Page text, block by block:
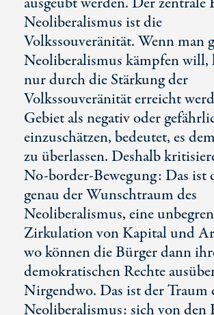
Neoliberalismus ist die
Volkssouveränität. Wenn man
Neoliberalismus kämpfen will,
nur durch die Stärkung der
Volkssouveränität erreicht
Gebiet als negativ oder
einzuschätzen, bedeutet, es
zu überlassen. Deshalb
No-border-Bewegung: Das ist
genau der Wunschtraum des
Neoliberalismus, eine
Zirkulation von Kapital und
wo können die Bürger dann
demokratischen Rechte
Nirgendwo. Das ist der Traum
Neoliberalismus: sich von den